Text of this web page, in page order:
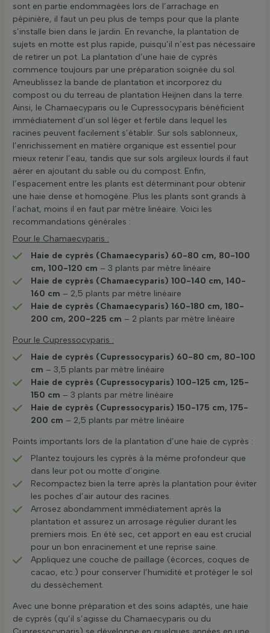
sont en partie endommagées lors de l’arrachage en
pépinière, il faut un peu plus de temps pour que la plante
s’installe bien dans le jardin. En revanche, la plantation de
sujets en motte est plus rapide, puisqu’il n’est pas nécessaire
de retirer un pot. La plantation d’une haie de cyprès
commence toujours par une préparation soignée du sol.
Ameublissez la bande de plantation et incorporez du
compost ou du terreau de plantation Heijnen dans la terre.
Ainsi, le Chamaecyparis ou le Cupressocyparis bénéficient
immédiatement d’un sol léger et fertile dans lequel les
racines peuvent facilement s’établir. Sur sols sablonneux,
l’enrichissement en matière organique est essentiel pour
mieux retenir l’eau, tandis que sur sols argileux lourds il faut
aérer en ajoutant du sable ou du compost. Enfin,
l’espacement entre les plants est déterminant pour obtenir
une haie dense et homogène. Plus les plants sont grands à
l’achat, moins il en faut par mètre linéaire. Voici les
recommandations générales :
Pour le Chamaecyparis :
Haie de cyprès (Chamaecyparis) 60-80 cm, 80-100
cm, 100-120 cm – 3 plants par mètre linéaire
Haie de cyprès (Chamaecyparis) 100-140 cm, 140-
160 cm – 2,5 plants par mètre linéaire
Haie de cyprès (Chamaecyparis) 160-180 cm, 180-
200 cm, 200-225 cm – 2 plants par mètre linéaire
Pour le Cupressocyparis :
Haie de cyprès (Cupressocyparis) 60-80 cm, 80-100
cm – 3,5 plants par mètre linéaire
Haie de cyprès (Cupressocyparis) 100-125 cm, 125-
150 cm – 3 plants par mètre linéaire
Haie de cyprès (Cupressocyparis) 150-175 cm, 175-
200 cm – 2,5 plants par mètre linéaire
Points importants lors de la plantation d’une haie de cyprès :
Plantez toujours les cyprès à la même profondeur que
dans leur pot ou motte d’origine.
Recompactez bien la terre après la plantation pour éviter
les poches d’air autour des racines.
Arrosez abondamment immédiatement après la
plantation et assurez un arrosage régulier durant les
premiers mois. En été sec, cet apport en eau est crucial
pour un bon enracinement et une reprise saine.
Appliquez une couche de paillage (écorces, coques de
cacao, etc.) pour conserver l’humidité et protéger le sol
du dessèchement.
Avec une bonne préparation et des soins adaptés, une haie
de cyprès (qu’il s’agisse du Chamaecyparis ou du